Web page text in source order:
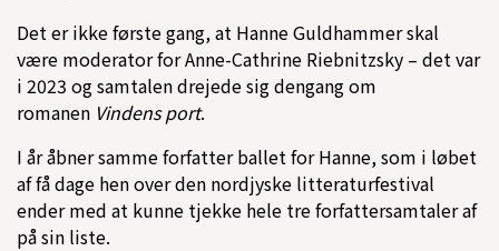
Det er ikke første gang, at Hanne Guldhammer skal
være moderator for Anne-Cathrine Riebnitzsky – det var
i 2023 og samtalen drejede sig dengang om
romanen Vindens port.
I år åbner samme forfatter ballet for Hanne, som i løbet
af få dage hen over den nordjyske litteraturfestival
ender med at kunne tjekke hele tre forfattersamtaler af
på sin liste.